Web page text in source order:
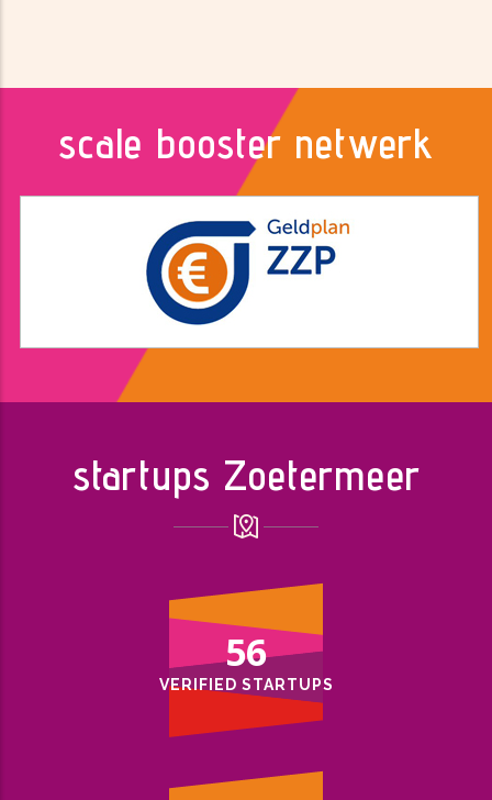
scale booster netwerk
startups Zoetermeer
82
VERIFIED STARTUPS